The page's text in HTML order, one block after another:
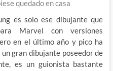
quedado en casa
es solo ese dibujante que
Marvel con versiones
en el último año y pico ha
gran dibujante poseedor de
es un guionista bastante